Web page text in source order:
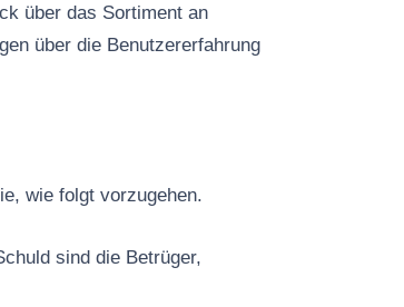
über das Sortiment an
über die Benutzererfahrung
wie folgt vorzugehen.
sind die Betrüger,